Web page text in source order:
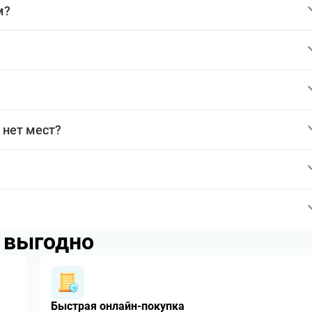
мест?
Быстрая онлайн-покупка